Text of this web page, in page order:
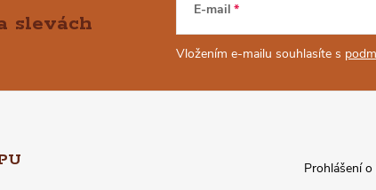
slevách
E-mail
Vložením e-mailu souhlasíte s
Prohlášení